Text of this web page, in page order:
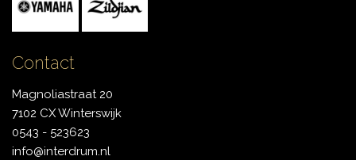
Contact
Magnoliastraat 20
7102 CX Winterswijk
0543 - 523623
info@interdrum.nl